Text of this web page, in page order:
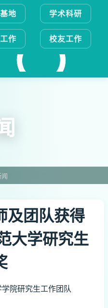
地 学术科研
作 校友工作
及团队获得
大学研究生
院研究生工作团队